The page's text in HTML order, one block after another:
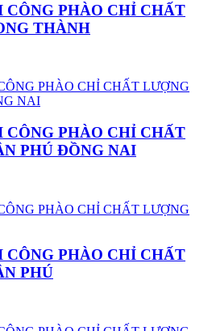
CÔNG PHÀO CHỈ CHẤT
THÀNH
CÔNG PHÀO CHỈ CHẤT
PHÚ ĐỒNG NAI
CÔNG PHÀO CHỈ CHẤT
PHÚ